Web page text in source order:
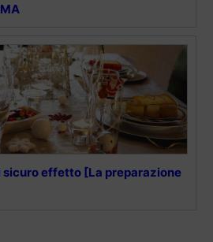
sicuro effetto [La preparazione